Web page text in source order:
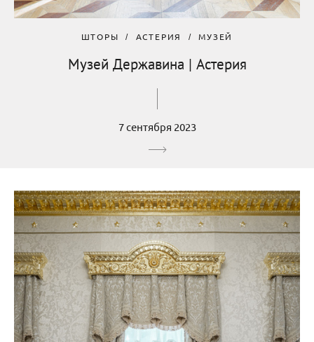
ШТОРЫ АСТЕРИЯ МУЗЕЙ
Музей Державина | Астерия
7 сентября 2023